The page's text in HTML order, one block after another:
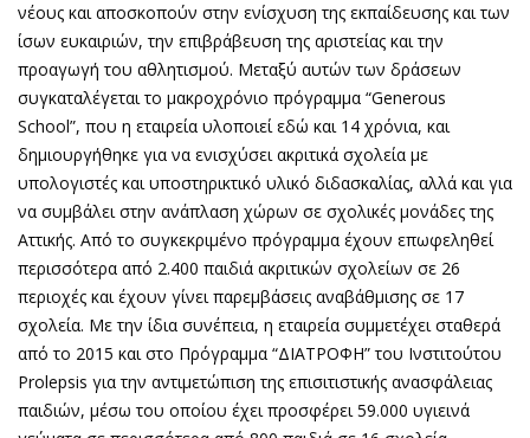
νέους και αποσκοπούν στην ενίσχυση της εκπαίδευσης και των
ίσων ευκαιριών, την επιβράβευση της αριστείας και την
προαγωγή του αθλητισμού. Μεταξύ αυτών των δράσεων
συγκαταλέγεται το μακροχρόνιο πρόγραμμα “Generous
School”, που η εταιρεία υλοποιεί εδώ και 14 χρόνια, και
δημιουργήθηκε για να ενισχύσει ακριτικά σχολεία με
υπολογιστές και υποστηρικτικό υλικό διδασκαλίας, αλλά και για
να συμβάλει στην ανάπλαση χώρων σε σχολικές μονάδες της
Αττικής. Από το συγκεκριμένο πρόγραμμα έχουν επωφεληθεί
περισσότερα από 2.400 παιδιά ακριτικών σχολείων σε 26
περιοχές και έχουν γίνει παρεμβάσεις αναβάθμισης σε 17
σχολεία. Με την ίδια συνέπεια, η εταιρεία συμμετέχει σταθερά
από το 2015 και στο Πρόγραμμα “ΔΙΑΤΡΟΦΗ” του Ινστιτούτου
Prolepsis για την αντιμετώπιση της επισιτιστικής ανασφάλειας
παιδιών, μέσω του οποίου έχει προσφέρει 59.000 υγιεινά